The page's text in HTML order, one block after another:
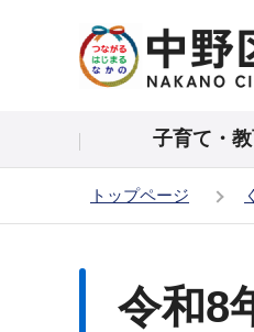
の
頭
子育て・
トップページ
令和8